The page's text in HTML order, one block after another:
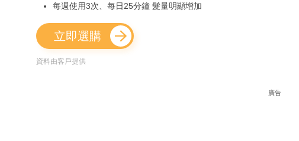
每週使用3次、每日25分鐘 髮量明顯增加
立即選購
資料由客戶提供
廣告